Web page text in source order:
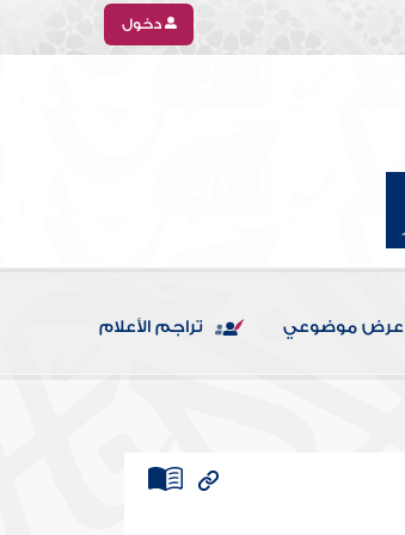
دخول
عرض موضوعي تراجم الأعلام